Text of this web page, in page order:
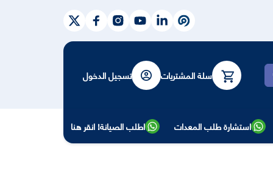
سلة المشتريات تسجيل الدخول
استشارة طلب المعدات
اطلب الصيانة! انقر هنا